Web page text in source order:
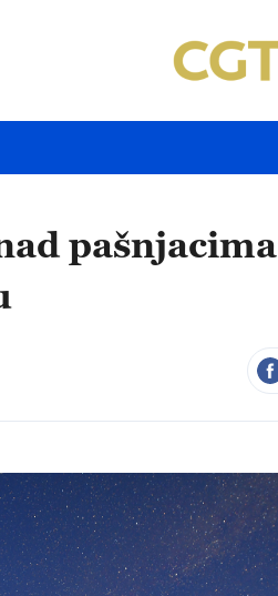
pašnjacima